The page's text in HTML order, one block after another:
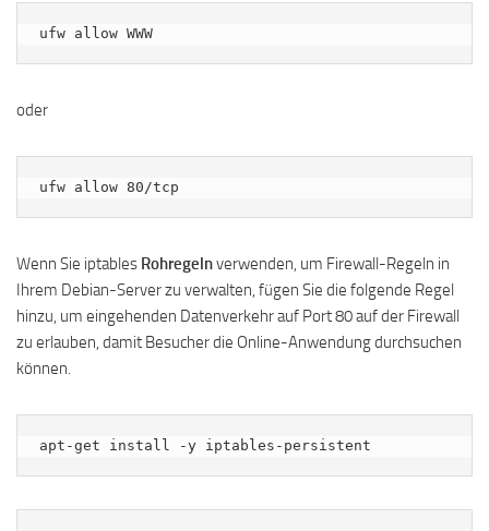
ufw allow WWW
oder
ufw allow 80/tcp
Wenn Sie iptables Rohregelnverwenden, um Firewall-Regeln in
Ihrem Debian-Server zu verwalten, fügen Sie die folgende Regel
hinzu, um eingehenden Datenverkehr auf Port 80 auf der Firewall
zu erlauben, damit Besucher die Online-Anwendung durchsuchen
können.
apt-get install -y iptables-persistent